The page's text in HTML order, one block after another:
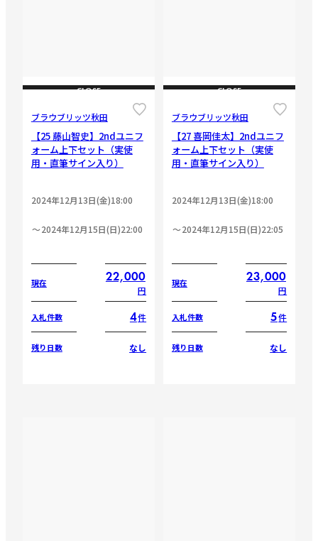
CLOSE
ブラウブリッツ秋田
【25 藤山智史】2ndユニフ
ォーム上下セット（実使
用・直筆サイン入り）
2024年12月13日(金)18:00
2024年12月15日(日)22:00
現在 22,000
円
入札件数 4件
残り日数 なし
CLOSE
ブラウブリッツ秋田
【27 喜岡佳太】2ndユニフ
ォーム上下セット（実使
用・直筆サイン入り）
2024年12月13日(金)18:00
2024年12月15日(日)22:05
現在 23,000
円
入札件数 5件
残り日数 なし